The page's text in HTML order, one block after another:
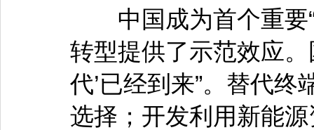
中国成为首个重要“
转型提供了示范效应。
代’已经到来”。替代
选择；开发利用新能